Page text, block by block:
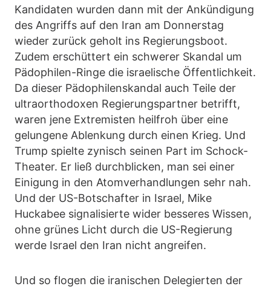
Kandidaten wurden dann mit der Ankündigung
des Angriffs auf den Iran am Donnerstag
wieder zurück geholt ins Regierungsboot.
Zudem erschüttert ein schwerer Skandal um
Pädophilen-Ringe die israelische Öffentlichkeit.
Da dieser Pädophilenskandal auch Teile der
ultraorthodoxen Regierungspartner betrifft,
waren jene Extremisten heilfroh über eine
gelungene Ablenkung durch einen Krieg. Und
Trump spielte zynisch seinen Part im Schock-
Theater. Er ließ durchblicken, man sei einer
Einigung in den Atomverhandlungen sehr nah.
Und der US-Botschafter in Israel, Mike
Huckabee signalisierte wider besseres Wissen,
ohne grünes Licht durch die US-Regierung
werde Israel den Iran nicht angreifen.
Und so flogen die iranischen Delegierten der